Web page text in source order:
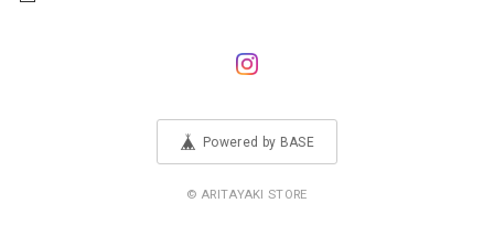
Powered by BASE
© ARITAYAKI STORE